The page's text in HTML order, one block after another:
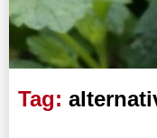
Komerčné blogy
Tag: